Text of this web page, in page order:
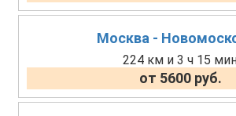
Москва -
224 км и 3 ч 15
от 5600 руб.